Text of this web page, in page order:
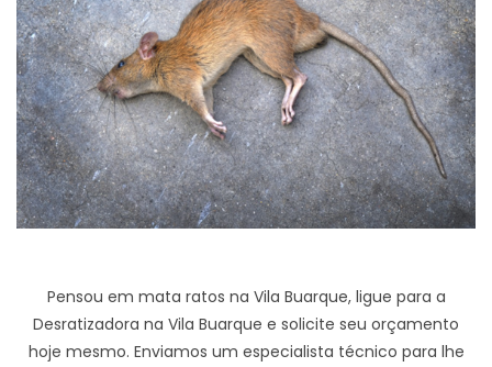
Pensou em mata ratos na Vila Buarque, ligue para a
Desratizadora na Vila Buarque e solicite seu orçamento
hoje mesmo. Enviamos um especialista técnico para lhe